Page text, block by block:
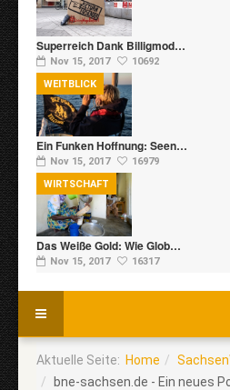
Superreich Dank Billigmod…
Nov 15, 2017 10692
Ein Funken Hoffnung: Seen…
Nov 15, 2017 16979
WEITBLICK
Das Weiße Gold: Wie Glob…
Nov 15, 2017 16317
WIRTSCHAFT
Aktuelle Seite: Home
bne-sachsen.de - Ein neues